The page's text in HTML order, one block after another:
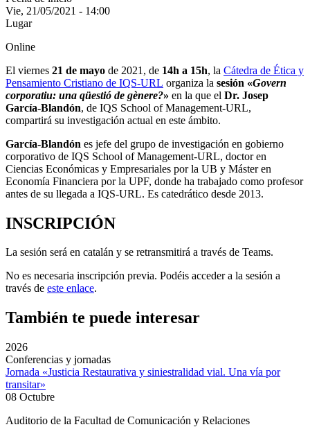
Vie, 21/05/2021 - 14:00
Lugar
Online
El viernes 21 de mayo de 2021, de 14h a 15h, la Cátedra de Ética y
Pensamiento Cristiano de IQS-URL organiza la sesión «Govern
corporatiu: una qüestió de gènere?» en la que el Dr. Josep
García-Blandón, de IQS School of Management-URL,
compartirá su investigación actual en este ámbito.
García-Blandón es jefe del grupo de investigación en gobierno
corporativo de IQS School of Management-URL, doctor en
Ciencias Económicas y Empresariales por la UB y Máster en
Economía Financiera por la UPF, donde ha trabajado como profesor
antes de su llegada a IQS-URL. Es catedrático desde 2013.
INSCRIPCIÓN
La sesión será en catalán y se retransmitirá a través de Teams.
No es necesaria inscripción previa. Podéis acceder a la sesión a
través de este enlace.
También te puede interesar
2026
Conferencias y jornadas
Jornada «Justicia Restaurativa y siniestralidad vial. Una vía por
transitar»
08 Octubre
Auditorio de la Facultad de Comunicación y Relaciones